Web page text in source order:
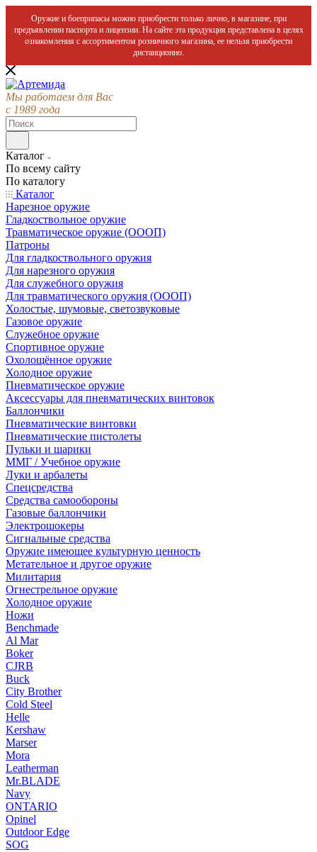
Оружие и боеприпасы можно приобрести только лично, в магазине, при
предъявлении паспорта и лицензии. На сайте эта продукция представлена в целях
ознакомления с ассортиментом розничного магазина, ее нельзя приобрести
дистанционно.
Мы работаем для Вас
с 1989 года
Каталог
По всему сайту
По каталогу
Каталог
Нарезное оружие
Гладкоствольное оружие
Травматическое оружие (ОООП)
Патроны
Для гладкоствольного оружия
Для нарезного оружия
Для служебного оружия
Для травматического оружия (ОООП)
Холостые, шумовые, светозвуковые
Газовое оружие
Служебное оружие
Спортивное оружие
Охолощённое оружие
Холодное оружие
Пневматическое оружие
Аксессуары для пневматических винтовок
Баллончики
Пневматические винтовки
Пневматические пистолеты
Пульки и шарики
ММГ / Учебное оружие
Луки и арбалеты
Спецсредства
Средства самообороны
Газовые баллончики
Электрошокеры
Сигнальные средства
Оружие имеющее культурную ценность
Метательное и другое оружие
Милитария
Огнестрельное оружие
Холодное оружие
Ножи
Benchmade
Al Mar
Boker
CJRB
Buck
City Brother
Cold Steel
Helle
Kershaw
Marser
Mora
Leatherman
Mr.BLADE
Navy
ONTARIO
Opinel
Outdoor Edge
SOG